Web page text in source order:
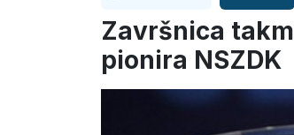
Završnica
pionira NSZDK